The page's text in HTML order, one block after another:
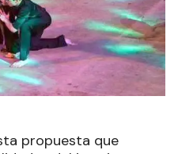
propuesta que